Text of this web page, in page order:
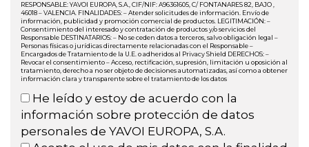
RESPONSABLE: YAVOI EUROPA, S.A., CIF/NIF: A96361605, C/ FONTANARES 82, BAJO ,
46018 – VALENCIA. FINALIDADES: – Atender solicitudes de información. Envío de
información, publicidad y promoción comercial de productos. LEGITIMACIÓN: –
Consentimiento del interesado y contratación de productos y/o servicios del
Responsable DESTINATARIOS: – No se ceden datos a terceros, salvo obligación legal –
Personas físicas o jurídicas directamente relacionadas con el Responsable –
Encargados de Tratamiento de la U.E. o adheridos al Privacy Shield DERECHOS: –
Revocar el consentimiento – Acceso, rectificación, supresión, limitación u oposición al
tratamiento, derecho a no ser objeto de decisiones automatizadas, así como a obtener
información clara y transparente sobre el tratamiento de los datos
He leído y estoy de acuerdo con la
información sobre protección de datos
personales de YAVOI EUROPA, S.A.